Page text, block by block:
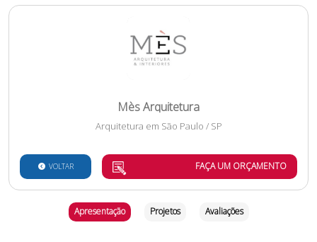
Mès Arquitetura
Arquitetura em São Paulo / SP
VOLTAR FAÇA UM ORÇAMENTO
Apresentação Projetos Avaliações